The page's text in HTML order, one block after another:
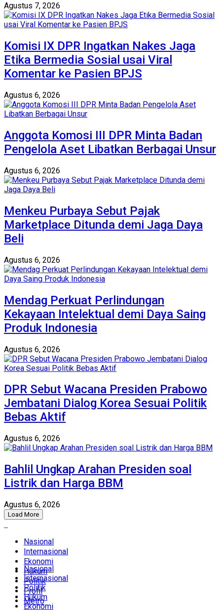
Agustus 7, 2026
Komisi IX DPR Ingatkan Nakes Jaga
Etika Bermedia Sosial usai Viral
Komentar ke Pasien BPJS
Agustus 6, 2026
Anggota Komosi III DPR Minta Badan
Pengelola Aset Libatkan Berbagai Unsur
Agustus 6, 2026
Menkeu Purbaya Sebut Pajak
Marketplace Ditunda demi Jaga Daya
Beli
Agustus 6, 2026
Mendag Perkuat Perlindungan
Kekayaan Intelektual demi Daya Saing
Produk Indonesia
Agustus 6, 2026
DPR Sebut Wacana Presiden Prabowo
Jembatani Dialog Korea Sesuai Politik
Bebas Aktif
Agustus 6, 2026
Bahlil Ungkap Arahan Presiden soal
Listrik dan Harga BBM
Agustus 6, 2026
Load More
Nasional
Internasional
Ekonomi
Hukum
Politik
Profil
Metro
Nasional
Internasional
Politik
Hukum
Ekonomi